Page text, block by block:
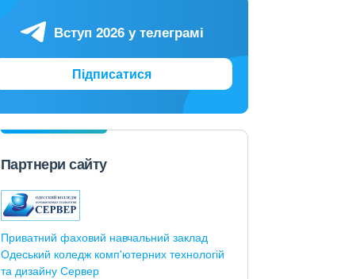
Вступ 2026 у телеграмі
Підписатися
Партнери сайту
Приватний фаховий навчальний заклад
Одеський коледж комп'ютерних технологій
та дизайну Сервер